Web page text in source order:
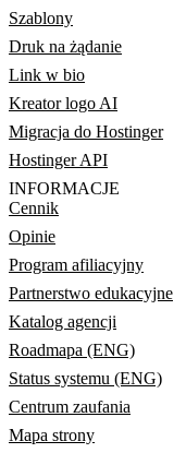
Szablony
Druk na żądanie
Link w bio
Kreator logo AI
Migracja do Hostinger
Hostinger API
INFORMACJE
Cennik
Opinie
Program afiliacyjny
Partnerstwo edukacyjne
Katalog agencji
Roadmapa (ENG)
Status systemu (ENG)
Centrum zaufania
Mapa strony